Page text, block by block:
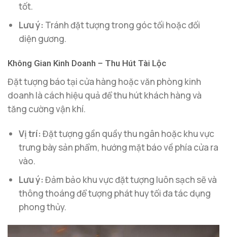
tốt.
Lưu ý: Tránh đặt tượng trong góc tối hoặc đối
diện gương.
Không Gian Kinh Doanh – Thu Hút Tài Lộc
Đặt tượng báo tại cửa hàng hoặc văn phòng kinh
doanh là cách hiệu quả để thu hút khách hàng và
tăng cường vận khí.
Vị trí:Đặt tượng gần quầy thu ngân hoặc khu vực
trưng bày sản phẩm, hướng mặt báo về phía cửa ra
vào.
Lưu ý:Đảm bảo khu vực đặt tượng luôn sạch sẽ và
thông thoáng để tượng phát huy tối đa tác dụng
phong thủy.